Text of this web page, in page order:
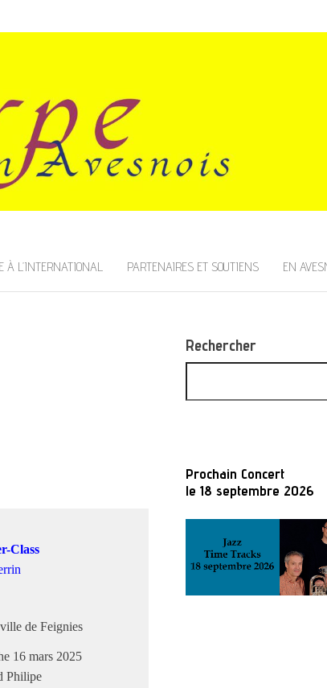
À L’INTERNATIONAL PARTENAIRES ET SOUTIENS EN
Class
de Feignies
16 mars 2025
Philipe
Rechercher
Prochain Concert
le 18 septembre 2026